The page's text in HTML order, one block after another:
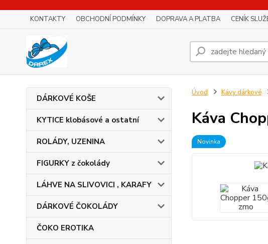
KONTAKTY OBCHODNÍ PODMÍNKY DOPRAVA A PLATBA CENÍK
DÁRKOVÉ KOŠE
KYTICE klobásové a ostatní
ROLÁDY, UZENINA
FIGURKY z čokolády
LÁHVE NA SLIVOVICI , KARAFY
DÁRKOVÉ ČOKOLÁDY
ČOKO EROTIKA
Úvod Kávy dárkové
Káva
Novinka